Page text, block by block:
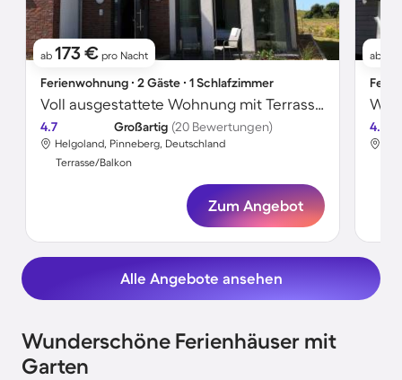
ab 173 € pro Nacht
Ferienwohnung ∙ 2 Gäste ∙ 1 Schlafzimmer
Voll ausgestattete Wohnung mit Terrasse | Meerblick | Neben dem Strand
4.7 Großartig (20 Bewertungen)
Helgoland, Pinneberg, Deutschland
Terrasse/Balkon
Zum Angebot
ab
4.6
Alle Angebote ansehen
Wunderschöne Ferienhäuser mit
Garten